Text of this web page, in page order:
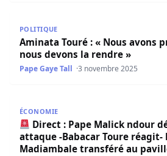
POLITIQUE
Aminata Touré : « Nous avons
nous devons la rendre »
Pape Gaye Tall 3 novembre 2025
ÉCONOMIE
Direct : Pape Malick ndour
attaque -Babacar Toure réagit-
Madiambale transféré au